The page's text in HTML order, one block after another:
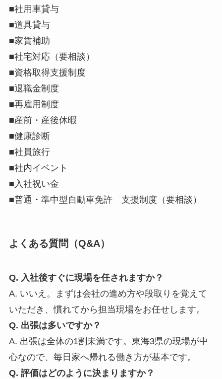
■社用車貸与
■道具貸与
■家賃補助
■社宅対応（要相談）
■資格取得支援制度
■退職金制度
■再雇用制度
■産前・産後休暇
■健康診断
■社員旅行
■社内イベント
■入社祝い金
■普通・準中型自動車免許 支援制度（要相談）
よくある質問（Q&A）
Q. 入社後すぐに現場を任されますか？
A. いいえ。まずは会社の進め方や段取りを覚えて
いただき、慣れてから担当現場をお任せします。
Q. 出張は多いですか？
A. 出張は全体の1割未満です。東海3県の現場が中
心なので、毎日家へ帰れる働き方が基本です。
Q. 評価はどのように決まりますか？